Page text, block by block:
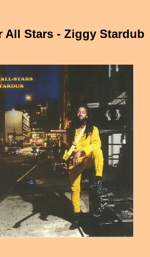
All Stars - Ziggy Stardub